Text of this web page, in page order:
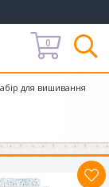
0
для вишивання